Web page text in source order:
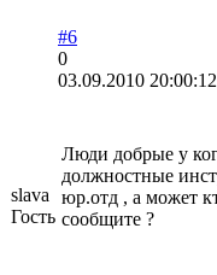
slava
Гость
#6
0
03.09.2010 20:00:12
Люди добрые у
должностные
юр.отд , а может
сообщите ?